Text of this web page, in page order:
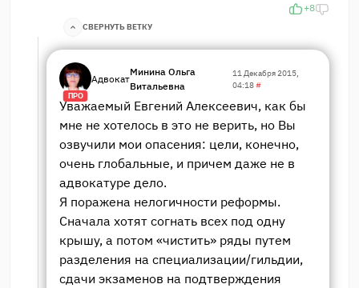
+8
СВЕРНУТЬ ВЕТКУ
ПРО
Адвокат
Минина Ольга
Витальевна
11 Декабря 2015,
04:18#
Уважаемый Евгений Алексеевич, как бы
мне не хотелось в это не верить, но Вы
озвучили мои опасения: цели, конечно,
очень глобальные, и причем даже не в
адвокатуре дело.
Я поражена нелогичности реформы.
Сначала хотят согнать всех под одну
крышу, а потом «чистить» ряды путем
разделения на специализации/гильдии,
сдачи экзаменов на подтверждения